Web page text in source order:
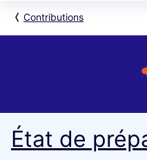
Contributions
État de